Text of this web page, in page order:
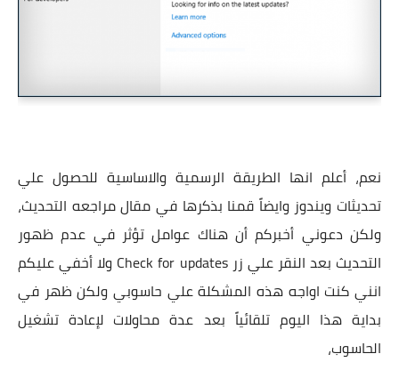
نعم، أعلم انها الطريقة الرسمية والاساسية للحصول علي
تحديثات ويندوز وايضاً قمنا بذكرها في مقال مراجعه التحديث،
ولكن دعوني أخبركم أن هناك عوامل تؤثر في عدم ظهور
التحديث بعد النقر علي زر Check for updates ولا أخفي عليكم
انني كنت اواجه هذه المشكلة علي حاسوبي ولكن ظهر في
بداية هذا اليوم تلقائياً بعد عدة محاولات لإعادة تشغيل
الحاسوب،